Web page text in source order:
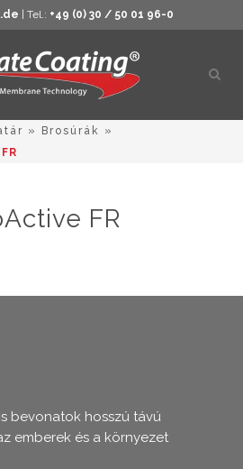
| Tel.: +49 (0) 30 / 50 01 96-0
» Brosúrák »
FR
bevonatok hosszú távú
emberek és a környezet